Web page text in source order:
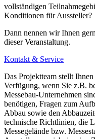
vollständigen
Konditionen für Aussteller?
Dann nennen wir Ihnen
dieser Veranstaltung.
Kontakt & Service
Das Projektteam stellt
Verfügung, wenn Sie z.B.
Messebau-Unternehmen
benötigen, Fragen zum
Abbau sowie den
technische Richtlinien, die
Messegelände bzw.